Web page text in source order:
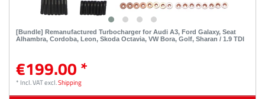
[Bundle] Remanufactured Turbocharger for Audi A3, Ford Galaxy, Seat
Alhambra, Cordoba, Leon, Skoda Octavia, VW Bora, Golf, Sharan / 1.9 TDI
€199.00 *
* Incl. VATexcl.Shipping